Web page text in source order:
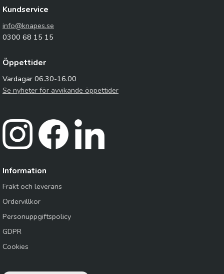
Kundservice
info@knapes.se
0300 68 15 15
Öppettider
Vardagar 06.30-16.00
Se nyheter för avvikande öppettider
Information
Frakt och leverans
Ordervillkor
Personuppgiftspolicy
GDPR
Cookies